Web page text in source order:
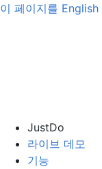
이 페이지를 English
JustDo
라이브 데모
기능